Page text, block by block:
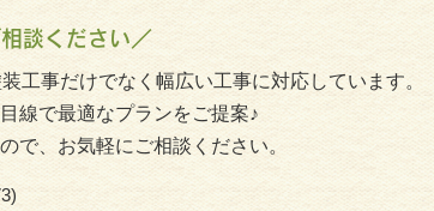
談ください／
工事だけでなく幅広い工事に対応しています。
線で最適なプランをご提案♪
で、お気軽にご相談ください。